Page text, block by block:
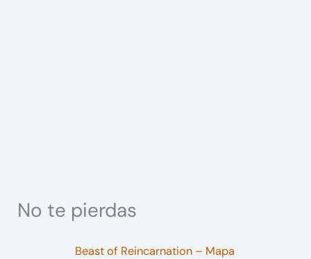
No te pierdas
Beast of Reincarnation – Mapa